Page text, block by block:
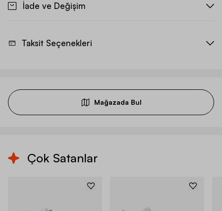
İade ve Değişim
Taksit Seçenekleri
Mağazada Bul
Çok Satanlar